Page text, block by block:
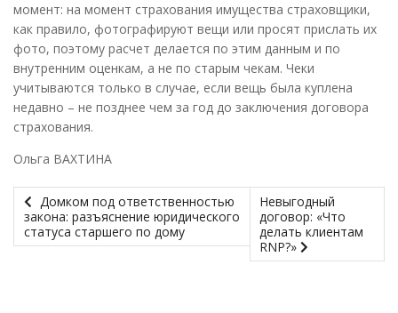
момент: на момент страхования имущества страховщики,
как правило, фотографируют вещи или просят прислать их
фото, поэтому расчет делается по этим данным и по
внутренним оценкам, а не по старым чекам. Чеки
учитываются только в случае, если вещь была куплена
недавно – не позднее чем за год до заключения договора
страхования.
Ольга ВАХТИНА
Домком под ответственностью
закона: разъяснение юридического
статуса старшего по дому
Невыгодный
договор: «Что
делать клиентам
RNP?»